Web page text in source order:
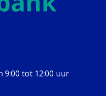
9:00 tot 12:00 uur